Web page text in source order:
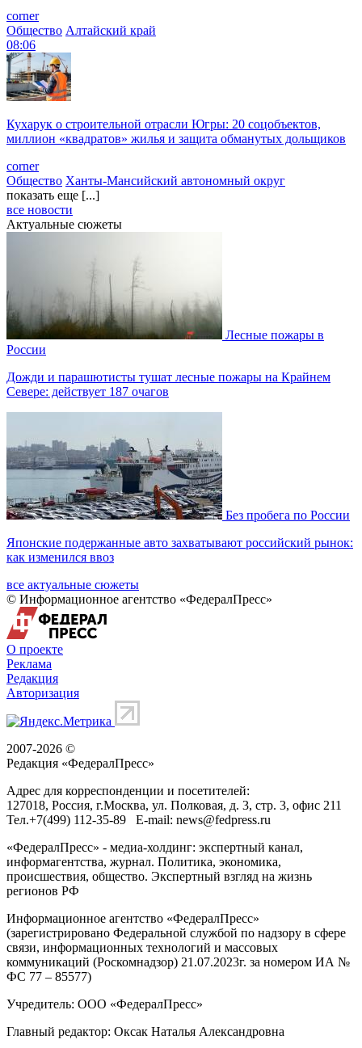
corner
Общество Алтайский край
08:06
Кухарук о строительной отрасли Югры: 20 соцобъектов,
миллион «квадратов» жилья и защита обманутых дольщиков
corner
Общество Ханты-Мансийский автономный округ
показать еще [...]
все новости
Актуальные сюжеты
Лесные пожары в
России
Дожди и парашютисты тушат лесные пожары на Крайнем
Севере: действует 187 очагов
Без пробега по России
Японские подержанные авто захватывают российский рынок:
как изменился ввоз
все актуальные сюжеты
© Информационное агентство «ФедералПресс»
О проекте
Реклама
Редакция
Авторизация
2007-2026 ©
Редакция «ФедералПресс»
Адрес для корреспонденции и посетителей:
127018, Россия, г.Москва, ул. Полковая, д. 3, стр. 3, офис 211
Тел.+7(499) 112-35-89 E-mail: news@fedpress.ru
«ФедералПресс» - медиа-холдинг: экспертный канал,
информагентства, журнал. Политика, экономика,
происшествия, общество. Экспертный взгляд на жизнь
регионов РФ
Информационное агентство «ФедералПресс»
(зарегистрировано Федеральной службой по надзору в сфере
связи, информационных технологий и массовых
коммуникаций (Роскомнадзор) 21.07.2023г. за номером ИА №
ФС 77 – 85577)
Учредитель: ООО «ФедералПресс»
Главный редактор: Оксак Наталья Александровна